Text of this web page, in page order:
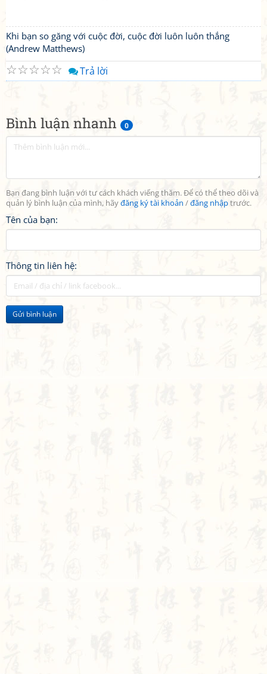
Bình luận nhanh 0
Bạn đang bình luận với tư cách khách viếng thăm. Để có thể theo dõi và
quản lý bình luận của mình, hãyđăng ký tài khoản /đăng nhậptrước.
Tên của bạn:
Thông tin liên hệ:
Gửi bình luận
Khi bạn so găng với cuộc đời, cuộc đời luôn luôn thắng
(Andrew Matthews)
☆
☆
☆
☆
☆ Trả lời